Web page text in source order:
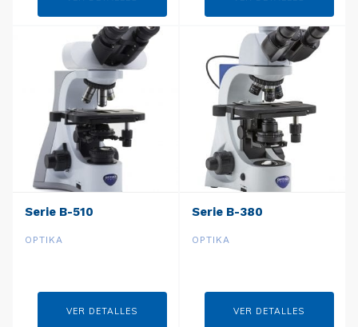
Serie B-510
OPTIKA
VER DETALLES
Serie B-380
OPTIKA
VER DETALLES